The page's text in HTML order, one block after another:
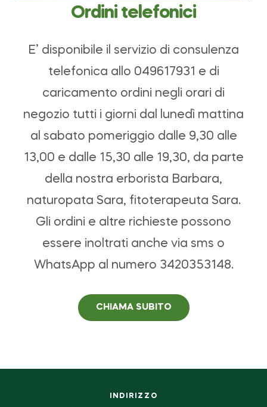
Ordini telefonici
E’ disponibile il servizio di consulenza
telefonica allo 049617931 e di
caricamento ordini negli orari di
negozio tutti i giorni dal lunedì mattina
al sabato pomeriggio dalle 9,30 alle
13,00 e dalle 15,30 alle 19,30, da parte
della nostra erborista Barbara,
naturopata Sara, fitoterapeuta Sara.
Gli ordini e altre richieste possono
essere inoltrati anche via sms o
WhatsApp al numero 3420353148.
CHIAMA SUBITO
INDIRIZZO